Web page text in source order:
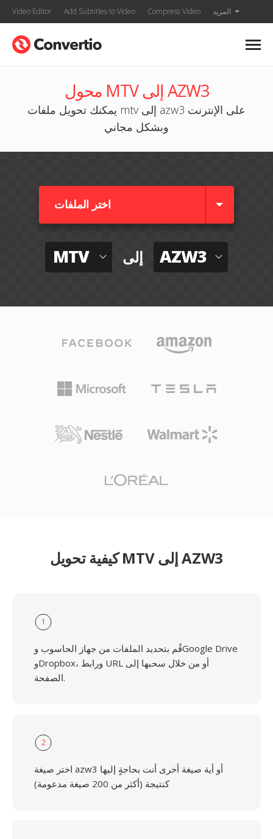
Video Editor Add Subtitles to Video Compress Video المزيد
محول MTV إلى AZW3
يمكنك تحويل ملفات mtv إلى azw3 على الإنترنت
وبشكل مجاني
اختر الملفات
MTV إلى AZW3
كيفية تحويل MTV إلى AZW3
1
قُم بتحديد الملفات من جهاز الحاسوب وGoogle Drive
وDropbox، ورابط URL أو من خلال سحبها إلى
الصفحة.
2
اختر صيغة azw3 أو أية صيغة أخرى أنت بحاجةٍ إليها
كنتيجة (أكثر من 200 صيغة مدعومة)